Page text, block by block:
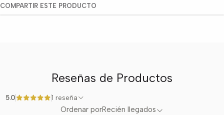
COMPARTIR ESTE PRODUCTO
Reseñas de Productos
5.0 1 reseña
Ordenar porRecién llegados